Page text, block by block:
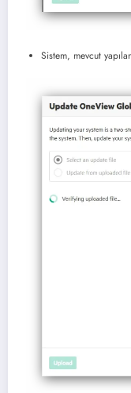
Sistem, mevcut